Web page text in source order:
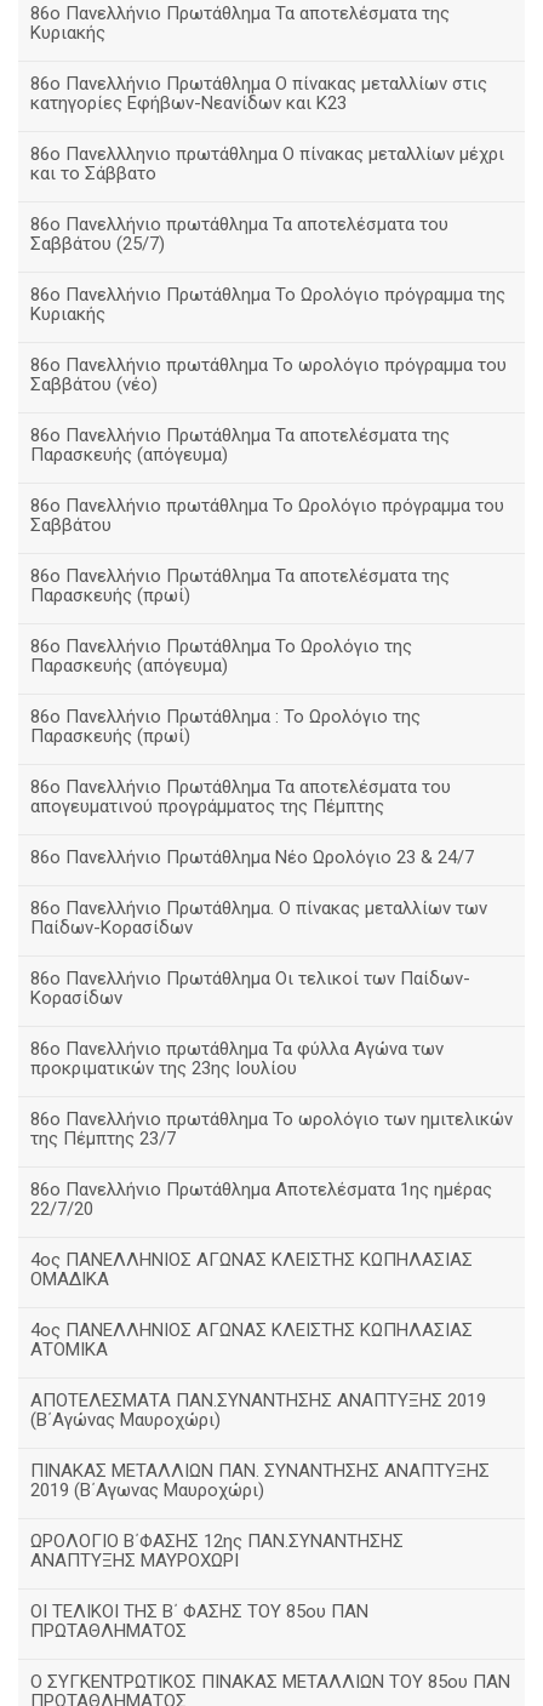
86ο Πανελλήνιο Πρωτάθλημα Τα αποτελέσματα της
Κυριακής
86ο Πανελλήνιο Πρωτάθλημα Ο πίνακας μεταλλίων στις
κατηγορίες Εφήβων-Νεανίδων και Κ23
86ο Πανελλληνιο πρωτάθλημα Ο πίνακας μεταλλίων μέχρι
και το Σάββατο
86ο Πανελλήνιο πρωτάθλημα Τα αποτελέσματα του
Σαββάτου (25/7)
86o Πανελλήνιο Πρωτάθλημα Το Ωρολόγιο πρόγραμμα της
Κυριακής
86ο Πανελλήνιο πρωτάθλημα Το ωρολόγιο πρόγραμμα του
Σαββάτου (νέο)
86ο Πανελλήνιο Πρωτάθλημα Τα αποτελέσματα της
Παρασκευής (απόγευμα)
86ο Πανελλήνιο πρωτάθλημα Το Ωρολόγιο πρόγραμμα του
Σαββάτου
86ο Πανελλήνιο Πρωτάθλημα Τα αποτελέσματα της
Παρασκευής (πρωί)
86ο Πανελλήνιο Πρωτάθλημα Το Ωρολόγιο της
Παρασκευής (απόγευμα)
86ο Πανελλήνιο Πρωτάθλημα : Το Ωρολόγιο της
Παρασκευής (πρωί)
86ο Πανελλήνιο Πρωτάθλημα Τα αποτελέσματα του
απογευματινού προγράμματος της Πέμπτης
86ο Πανελλήνιο Πρωτάθλημα Νέο Ωρολόγιο 23 & 24/7
86ο Πανελλήνιο Πρωτάθλημα. Ο πίνακας μεταλλίων των
Παίδων-Κορασίδων
86ο Πανελλήνιο Πρωτάθλημα Οι τελικοί των Παίδων-
Κορασίδων
86ο Πανελλήνιο πρωτάθλημα Τα φύλλα Αγώνα των
προκριματικών της 23ης Ιουλίου
86ο Πανελλήνιο πρωτάθλημα Το ωρολόγιο των ημιτελικών
της Πέμπτης 23/7
86ο Πανελλήνιο Πρωτάθλημα Αποτελέσματα 1ης ημέρας
22/7/20
4ος ΠΑΝΕΛΛΗΝΙΟΣ ΑΓΩΝΑΣ ΚΛΕΙΣΤΗΣ ΚΩΠΗΛΑΣΙΑΣ
ΟΜΑΔΙΚΑ
4ος ΠΑΝΕΛΛΗΝΙΟΣ ΑΓΩΝΑΣ ΚΛΕΙΣΤΗΣ ΚΩΠΗΛΑΣΙΑΣ
ΑΤΟΜΙΚΑ
ΑΠΟΤΕΛΕΣΜΑΤΑ ΠΑΝ.ΣΥΝΑΝΤΗΣΗΣ ΑΝΑΠΤΥΞΗΣ 2019
(B΄Αγώνας Μαυροχώρι)
ΠΙΝΑΚΑΣ ΜΕΤΑΛΛΙΩΝ ΠΑΝ. ΣΥΝΑΝΤΗΣΗΣ ΑΝΑΠΤΥΞΗΣ
2019 (Β΄Αγωνας Μαυροχώρι)
ΩΡΟΛΟΓΙΟ Β΄ΦΑΣΗΣ 12ης ΠΑΝ.ΣΥΝΑΝΤΗΣΗΣ
ΑΝΑΠΤΥΞΗΣ ΜΑΥΡΟΧΩΡΙ
ΟΙ ΤΕΛΙΚΟΙ ΤΗΣ Β΄ ΦΑΣΗΣ ΤΟΥ 85ου ΠΑΝ
ΠΡΩΤΑΘΛΗΜΑΤΟΣ
Ο ΣΥΓΚΕΝΤΡΩΤΙΚΟΣ ΠΙΝΑΚΑΣ ΜΕΤΑΛΛΙΩΝ ΤΟΥ 85ου ΠΑΝ
ΠΡΩΤΑΘΛΗΜΑΤΟΣ